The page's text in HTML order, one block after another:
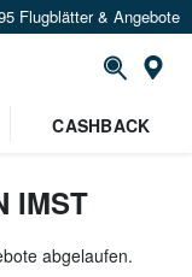
Flugblätter & Angebote
CASHBACK
IMST
abgelaufen.